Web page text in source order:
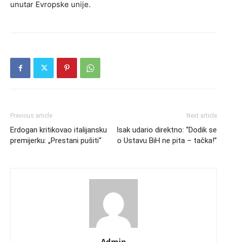
unutar Evropske unije.
Previous article
Erdogan kritikovao italijansku
premijerku: „Prestani pušiti“
Next article
Isak udario direktno: “Dodik se
o Ustavu BiH ne pita – tačka!”